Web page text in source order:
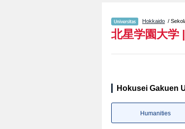
Hokkaido /
北星学園大学 |
Hokusei Gakuen
Humanities